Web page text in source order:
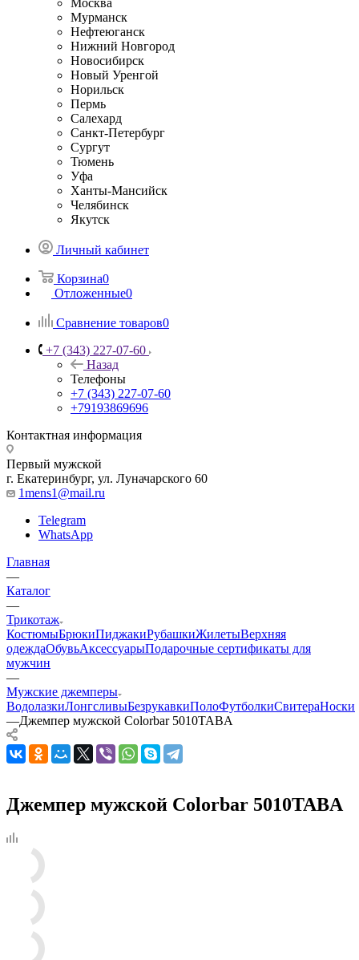
Москва
Мурманск
Нефтеюганск
Нижний Новгород
Новосибирск
Новый Уренгой
Норильск
Пермь
Салехард
Санкт-Петербург
Сургут
Тюмень
Уфа
Ханты-Мансийск
Челябинск
Якутск
Личный кабинет
Корзина0
Отложенные0
Сравнение товаров0
+7 (343) 227-07-60
Назад
Телефоны
+7 (343) 227-07-60
+79193869696
Контактная информация
Первый мужской
г. Екатеринбург, ул. Луначарского 60
1mens1@mail.ru
Telegram
WhatsApp
Главная
—
Каталог
—
Трикотаж
КостюмыБрюкиПиджакиРубашкиЖилетыВерхняя
одеждаОбувьАксессуарыПодарочные сертификаты для
мужчин
—
Мужские джемперы
ВодолазкиЛонгсливыБезрукавкиПолоФутболкиСвитераНоски
—Джемпер мужской Colorbar 5010TABA
Джемпер мужской Colorbar 5010TABA